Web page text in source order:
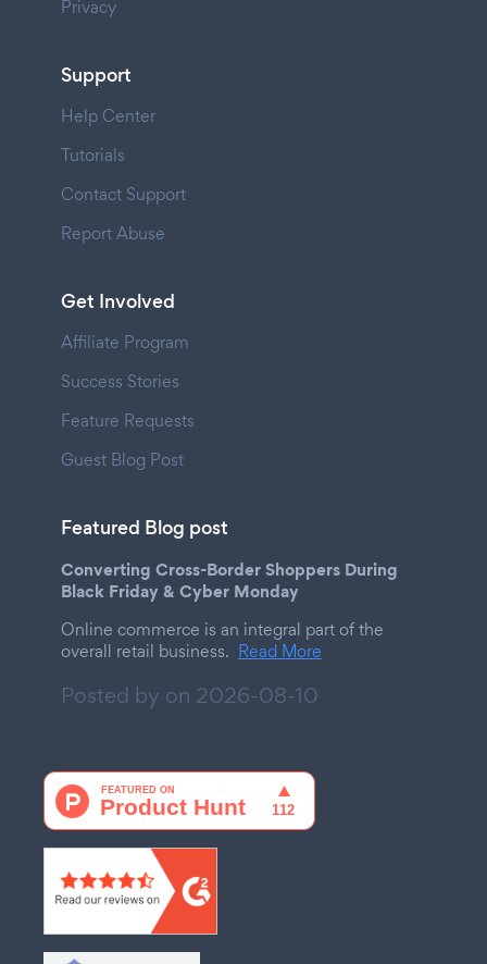
Privacy
Support
Help Center
Tutorials
Contact Support
Report Abuse
Get Involved
Affiliate Program
Success Stories
Feature Requests
Guest Blog Post
Featured Blog post
Converting Cross-Border Shoppers During
Black Friday & Cyber Monday
Online commerce is an integral part of the
overall retail business. Read More
Posted by on 2026-08-10